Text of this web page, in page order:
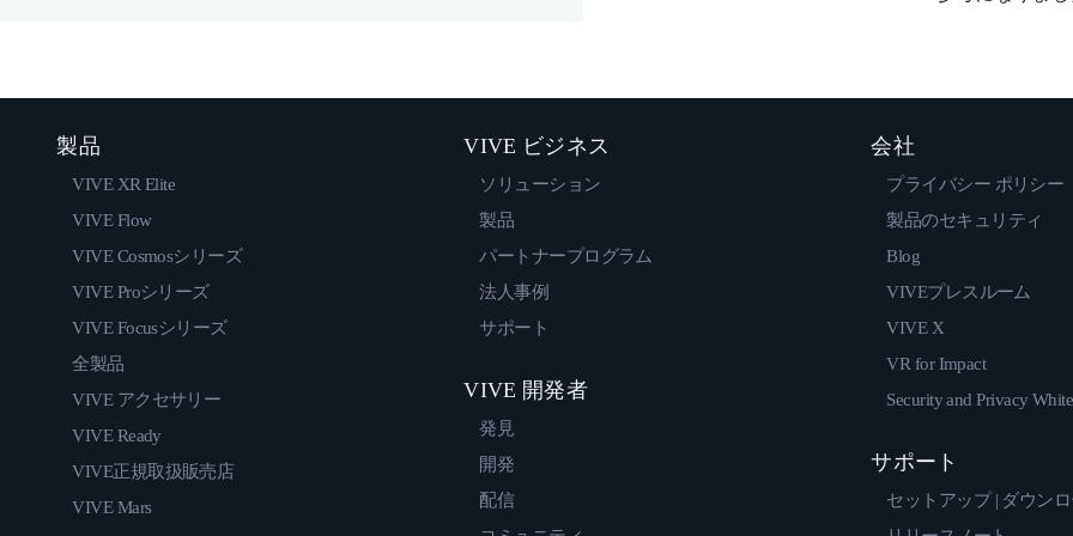
製品
VIVE XR Elite
VIVE Flow
VIVE Cosmosシリーズ
VIVE Proシリーズ
VIVE Focusシリーズ
全製品
VIVE アクセサリー
VIVE Ready
VIVE正規取扱販売店
VIVE Mars
VIVE ビジネス
ソリューション
製品
パートナープログラム
法人事例
サポート
VIVE 開発者
発見
開発
配信
会社
プライバシー ポリシー
製品のセキュリティ
Blog
VIVEプレスルーム
VIVE X
VR for Impact
Security and Privacy
サポート
セットアップ | ダウン